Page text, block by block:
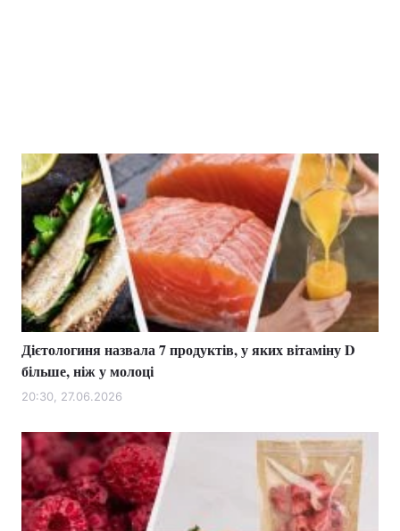
Дієтологиня назвала 7 продуктів, у яких вітаміну D
більше, ніж у молоці
20:30, 27.06.2026